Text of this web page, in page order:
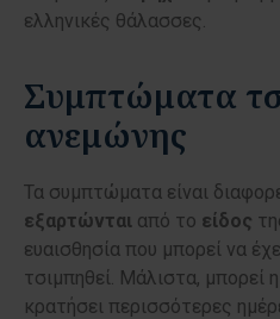
ελληνικές θάλασσες.
Συμπτώματα
ανεμώνης
Τα συμπτώματα είναι
εξαρτώνται από το είδος
ευαισθησία που μπορεί να
τσιμπηθεί. Μάλιστα, μπορεί
κρατήσει περισσότερες